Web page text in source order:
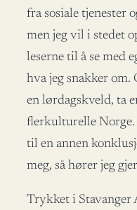
fra sosiale tjenester
men jeg vil i stedet
leserne til å se med
hva jeg snakker om.
en lørdagskveld, ta
flerkulturelle
til en annen
meg, så hører jeg
Trykket i Stavanger